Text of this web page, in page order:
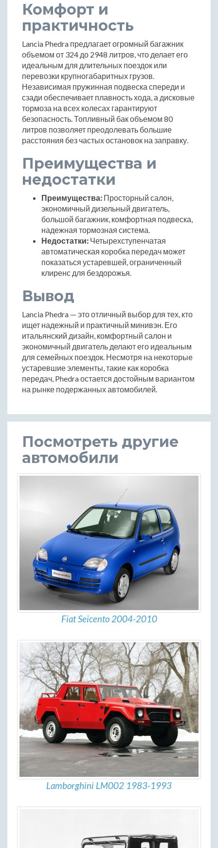
Комфорт и
практичность
Lancia Phedra предлагает огромный багажник
объемом от 324 до 2948 литров, что делает его
идеальным для длительных поездок или
перевозки крупногабаритных грузов.
Независимая пружинная подвеска спереди и
сзади обеспечивает плавность хода, а дисковые
тормоза на всех колесах гарантируют
безопасность. Топливный бак объемом 80
литров позволяет преодолевать большие
расстояния без частых остановок на заправку.
Преимущества и
недостатки
Преимущества: Просторный салон,
экономичный дизельный двигатель,
большой багажник, комфортная подвеска,
надежная тормозная система.
Недостатки: Четырехступенчатая
автоматическая коробка передач может
показаться устаревшей, ограниченный
клиренс для бездорожья.
Вывод
Lancia Phedra — это отличный выбор для тех, кто
ищет надежный и практичный минивэн. Его
итальянский дизайн, комфортный салон и
экономичный двигатель делают его идеальным
для семейных поездок. Несмотря на некоторые
устаревшие элементы, такие как коробка
передач, Phedra остается достойным вариантом
на рынке подержанных автомобилей.
Посмотреть другие
автомобили
Fiat Seicento 2004-2010
Lamborghini LM002 1983-1993